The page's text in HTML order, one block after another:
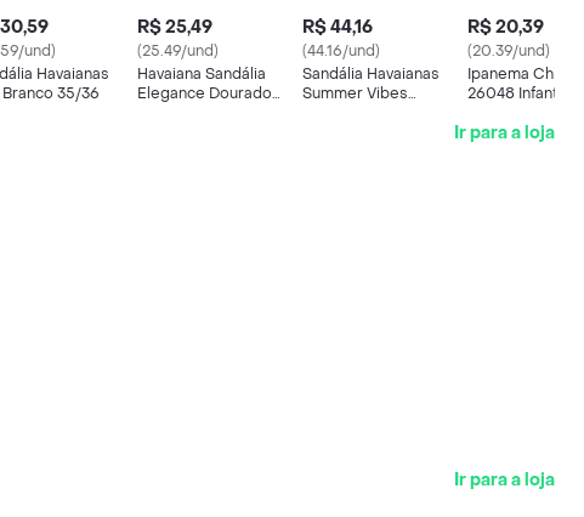
und)
Havaianas
Branco 35/36
R$ 25,49
(25.49/und)
Havaiana Sandália
Elegance Dourado
R$ 44,16
(44.16/und)
Sandália Havaianas
Summer Vibes
R$ 20,39
(20.39/und)
Ipanema
26048 Infantil
Ir para a loja
Ir para a loja